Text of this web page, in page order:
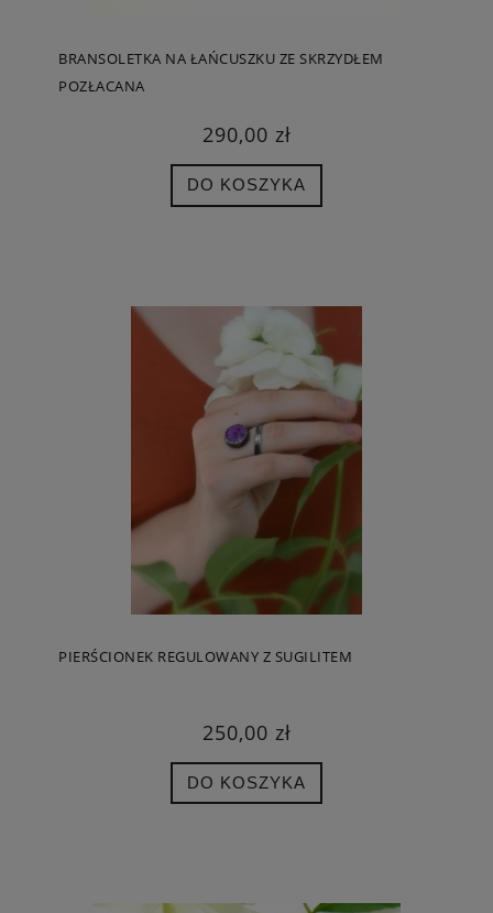
BRANSOLETKA NA ŁAŃCUSZKU ZE SKRZYDŁEM
POZŁACANA
290,00 zł
DO KOSZYKA
PIERŚCIONEK REGULOWANY Z SUGILITEM
250,00 zł
DO KOSZYKA